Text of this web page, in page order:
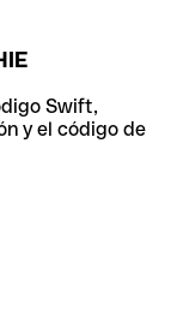
Swift,
y el código de